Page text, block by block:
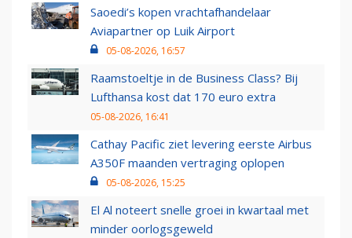
Saoedi’s kopen vrachtafhandelaar
Aviapartner op Luik Airport
05-08-2026, 16:57
Raamstoeltje in de Business Class? Bij
Lufthansa kost dat 170 euro extra
05-08-2026, 16:41
Cathay Pacific ziet levering eerste Airbus
A350F maanden vertraging oplopen
05-08-2026, 15:25
El Al noteert snelle groei in kwartaal met
minder oorlogsgeweld